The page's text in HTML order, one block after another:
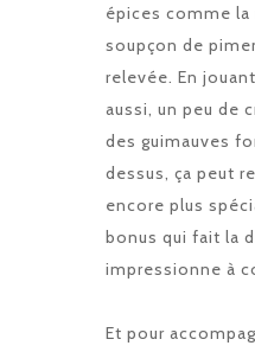
épices comme la
soupçon de
relevée. En
aussi, un peu de
des guimauves
dessus, ça peut
encore plus
bonus qui fait la
impressionne à
Et pour